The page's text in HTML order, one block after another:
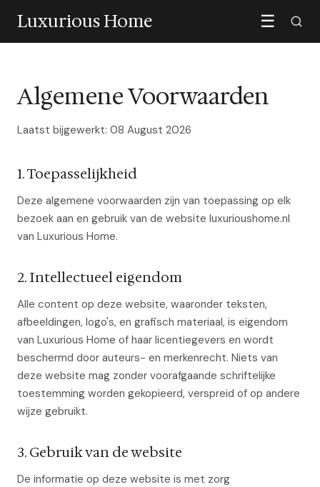
Luxurious Home ☰
Algemene Voorwaarden
Laatst bijgewerkt: 08 August 2026
1. Toepasselijkheid
Deze algemene voorwaarden zijn van toepassing op elk
bezoek aan en gebruik van de website luxurioushome.nl
van Luxurious Home.
2. Intellectueel eigendom
Alle content op deze website, waaronder teksten,
afbeeldingen, logo's, en grafisch materiaal, is eigendom
van Luxurious Home of haar licentiegevers en wordt
beschermd door auteurs- en merkenrecht. Niets van
deze website mag zonder voorafgaande schriftelijke
toestemming worden gekopieerd, verspreid of op andere
wijze gebruikt.
3. Gebruik van de website
De informatie op deze website is met zorg